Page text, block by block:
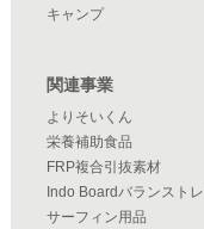
キャンプ
関連事業
よりそいくん
栄養補助食品
FRP複合引抜素材
Indo Boardバランスト
サーフィン用品